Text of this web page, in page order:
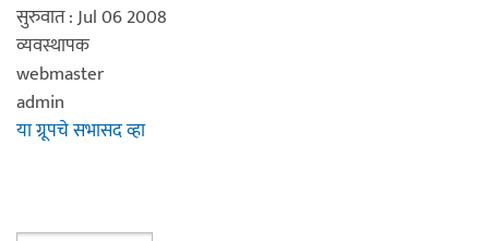
सुरुवात : Jul 06 2008
व्यवस्थापक
webmaster
admin
या ग्रूपचे सभासद व्हा